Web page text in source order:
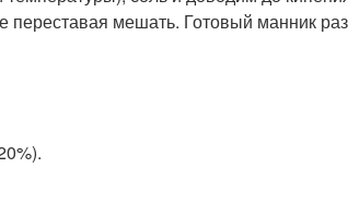
переставая мешать. Готовый манник